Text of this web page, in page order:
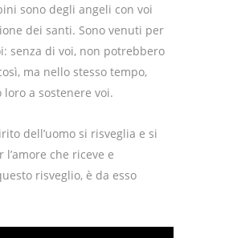
sono degli angeli con voi
dei santi. Sono venuti per
senza di voi, non potrebbero
ma nello stesso tempo,
a sostenere voi.
dell’uomo si risveglia e si
l’amore che riceve e
risveglio, è da esso